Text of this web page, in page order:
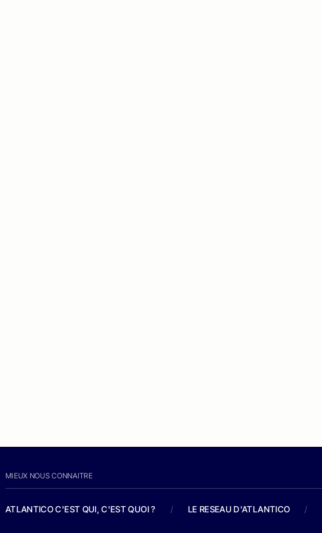
MIEUX NOUS CONNAITRE
ATLANTICO C'EST QUI, C'EST QUOI ? / LE RESEAU D'ATLANTICO /